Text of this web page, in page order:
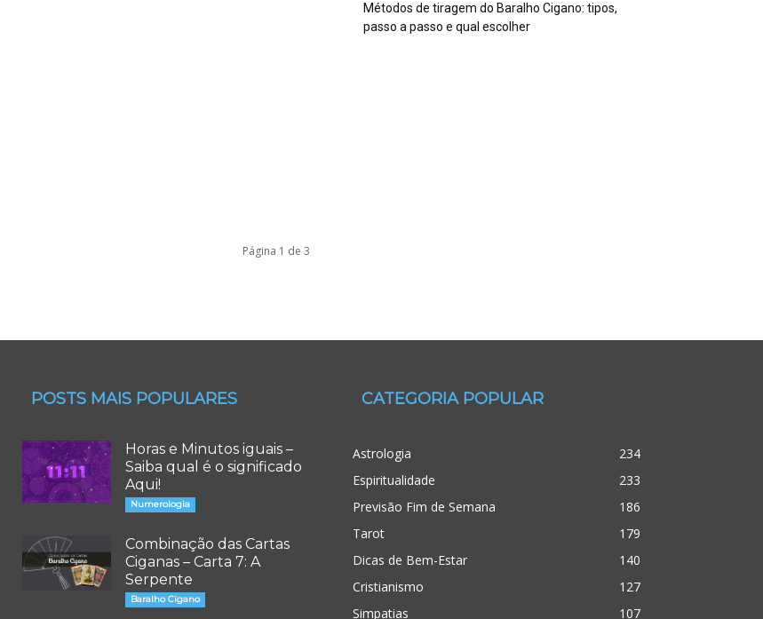
Página 1 de 3
Métodos de tiragem do Baralho Cigano: tipos,
passo a passo e qual escolher
POSTS MAIS POPULARES
Horas e Minutos iguais –
Saiba qual é o significado
Aqui!
Numerologia
Combinação das Cartas
Ciganas – Carta 7: A
Serpente
Baralho Cigano
CATEGORIA POPULAR
Astrologia
234
Espiritualidade
233
Previsão Fim de Semana
186
Tarot
179
Dicas de Bem-Estar
140
Cristianismo
127
Simpatias
107